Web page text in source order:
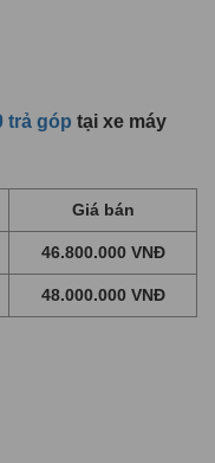
trả góp tại xe máy
Giá bán
46.800.000 VNĐ
48.000.000 VNĐ